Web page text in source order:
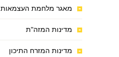
מאגר מלחמת העצמאות
מדינות המזה"ת
מדינות המזרח התיכון